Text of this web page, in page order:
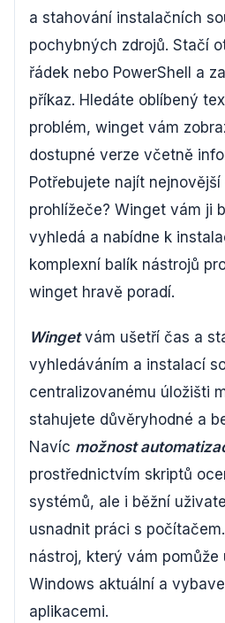
a stahování instalačních
pochybných zdrojů. Stačí
řádek nebo PowerShell a
příkaz. Hledáte oblíbený
problém, winget vám
dostupné verze včetně
Potřebujete najít
prohlížeče? Winget vám ji
vyhledá a nabídne k
komplexní balík nástrojů
winget hravě poradí.
Wingetvám ušetří čas a
vyhledáváním a instalací
centralizovanému úložišti
stahujete důvěryhodné a
Navíc možnost
prostřednictvím skriptů
systémů, ale i běžní
usnadnit práci s
nástroj, který vám
Windows aktuální a
aplikacemi.